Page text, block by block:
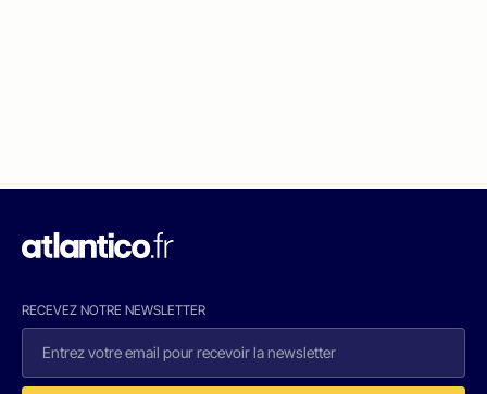
RECEVEZ NOTRE NEWSLETTER